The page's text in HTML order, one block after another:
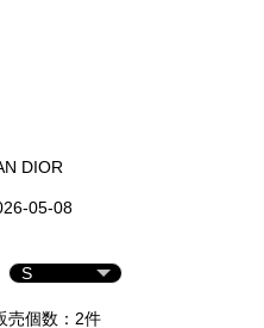
DIOR
05-08
売個数：2件